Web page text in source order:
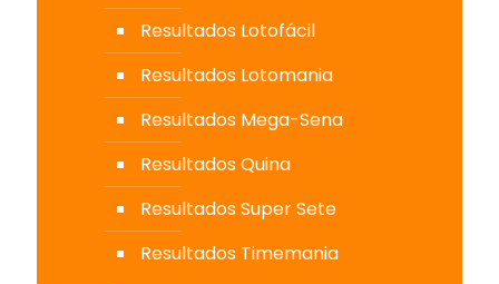
Resultados Lotofácil
Resultados Lotomania
Resultados Mega-Sena
Resultados Quina
Resultados Super Sete
Resultados Timemania